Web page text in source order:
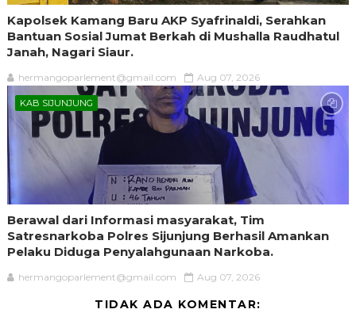
Kapolsek Kamang Baru AKP Syafrinaldi, Serahkan
Bantuan Sosial Jumat Berkah di Mushalla Raudhatul
Janah, Nagari Siaur.
hermangoparlement@gmail.com Aug 07, 2026
KAB SIJUNJUNG
Berawal dari Informasi masyarakat, Tim
Satresnarkoba Polres Sijunjung Berhasil Amankan
Pelaku Diduga Penyalahgunaan Narkoba.
hermangoparlement@gmail.com Aug 07, 2026
TIDAK ADA KOMENTAR: